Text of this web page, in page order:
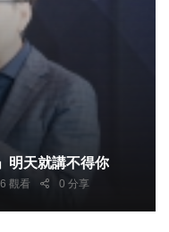
明天就講不得你
觀看 0 分享